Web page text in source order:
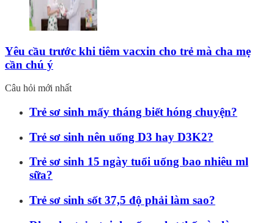
Yêu cầu trước khi tiêm vacxin cho trẻ mà cha mẹ
cần chú ý
Câu hỏi mới nhất
Trẻ sơ sinh mấy tháng biết hóng chuyện?
Trẻ sơ sinh nên uống D3 hay D3K2?
Trẻ sơ sinh 15 ngày tuổi uống bao nhiêu ml
sữa?
Trẻ sơ sinh sốt 37,5 độ phải làm sao?